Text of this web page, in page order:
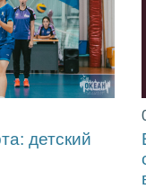
детский